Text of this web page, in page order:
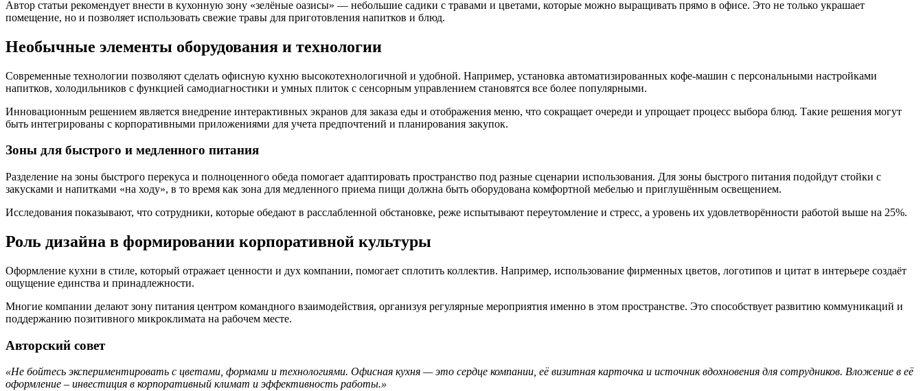
Автор статьи рекомендует внести в кухонную зону «зелёные оазисы» — небольшие садики с травами и цветами, которые можно выращивать прямо в офисе. Это не только украшает
помещение, но и позволяет использовать свежие травы для приготовления напитков и блюд.
Необычные элементы оборудования и технологии
Современные технологии позволяют сделать офисную кухню высокотехнологичной и удобной. Например, установка автоматизированных кофе-машин с персональными настройками
напитков, холодильников с функцией самодиагностики и умных плиток с сенсорным управлением становятся все более популярными.
Инновационным решением является внедрение интерактивных экранов для заказа еды и отображения меню, что сокращает очереди и упрощает процесс выбора блюд. Такие решения могут
быть интегрированы с корпоративными приложениями для учета предпочтений и планирования закупок.
Зоны для быстрого и медленного питания
Разделение на зоны быстрого перекуса и полноценного обеда помогает адаптировать пространство под разные сценарии использования. Для зоны быстрого питания подойдут стойки с
закусками и напитками «на ходу», в то время как зона для медленного приема пищи должна быть оборудована комфортной мебелью и приглушённым освещением.
Исследования показывают, что сотрудники, которые обедают в расслабленной обстановке, реже испытывают переутомление и стресс, а уровень их удовлетворённости работой выше на 25%.
Роль дизайна в формировании корпоративной культуры
Оформление кухни в стиле, который отражает ценности и дух компании, помогает сплотить коллектив. Например, использование фирменных цветов, логотипов и цитат в интерьере создаёт
ощущение единства и принадлежности.
Многие компании делают зону питания центром командного взаимодействия, организуя регулярные мероприятия именно в этом пространстве. Это способствует развитию коммуникаций и
поддержанию позитивного микроклимата на рабочем месте.
Авторский совет
«Не бойтесь экспериментировать с цветами, формами и технологиями. Офисная кухня — это сердце компании, её визитная карточка и источник вдохновения для сотрудников. Вложение в её
оформление – инвестиция в корпоративный климат и эффективность работы.»